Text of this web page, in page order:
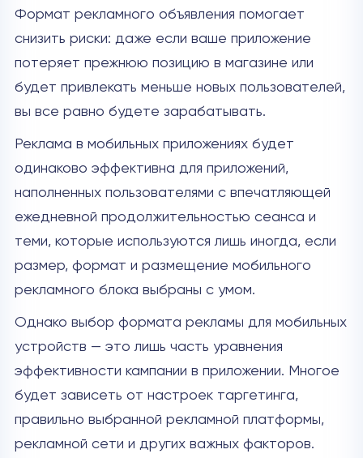
Формат рекламного объявления помогает
снизить риски: даже если ваше приложение
потеряет прежнюю позицию в магазине или
будет привлекать меньше новых пользователей,
вы все равно будете зарабатывать.
Реклама в мобильных приложениях будет
одинаково эффективна для приложений,
наполненных пользователями с впечатляющей
ежедневной продолжительностью сеанса и
теми, которые используются лишь иногда, если
размер, формат и размещение мобильного
рекламного блока выбраны с умом.
Однако выбор формата рекламы для мобильных
устройств — это лишь часть уравнения
эффективности кампании в приложении. Многое
будет зависеть от настроек таргетинга,
правильно выбранной рекламной платформы,
рекламной сети и других важных факторов.